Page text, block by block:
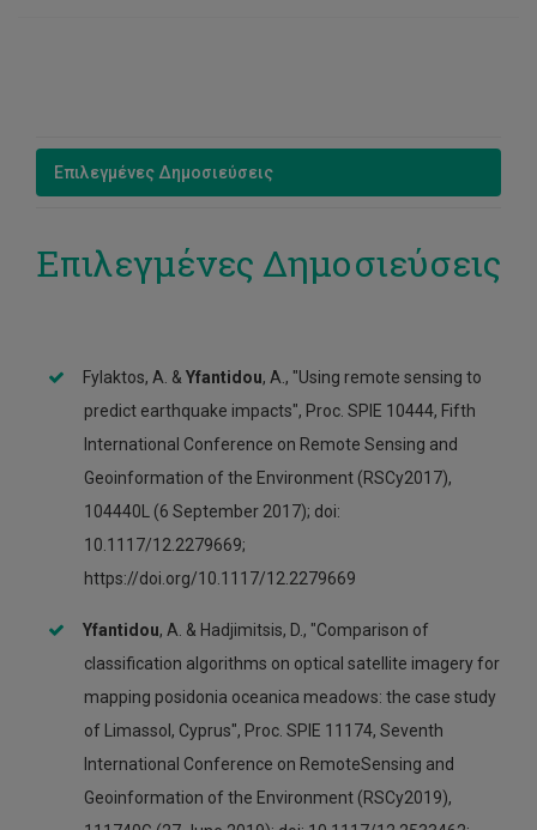
Επιλεγμένες Δημοσιεύσεις
Επιλεγμένες Δημοσιεύσεις
Fylaktos, A. & Yfantidou, A., "Using remote sensing to
predict earthquake impacts", Proc. SPIE 10444, Fifth
International Conference on Remote Sensing and
Geoinformation of the Environment (RSCy2017),
104440L (6 September 2017); doi:
10.1117/12.2279669;
https://doi.org/10.1117/12.2279669
Yfantidou, A. & Hadjimitsis, D., "Comparison of
classification algorithms on optical satellite imagery for
mapping posidonia oceanica meadows: the case study
of Limassol, Cyprus", Proc. SPIE 11174, Seventh
International Conference on RemoteSensing and
Geoinformation of the Environment (RSCy2019),